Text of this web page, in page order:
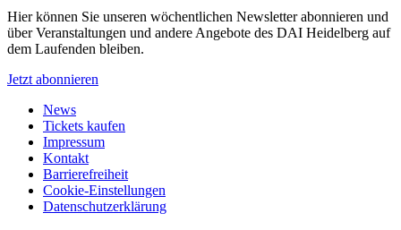
Hier können Sie unseren wöchentlichen Newsletter abonnieren und
über Veranstaltungen und andere Angebote des DAI Heidelberg auf
dem Laufenden bleiben.
Jetzt abonnieren
News
Tickets kaufen
Impressum
Kontakt
Barrierefreiheit
Cookie-Einstellungen
Datenschutzerklärung